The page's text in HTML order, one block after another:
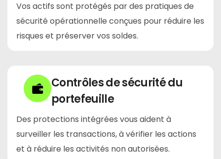
Vos actifs sont protégés par des pratiques de
sécurité opérationnelle conçues pour réduire les
risques et préserver vos soldes.
Contrôles de sécurité du
portefeuille
Des protections intégrées vous aident à
surveiller les transactions, à vérifier les actions
et à réduire les activités non autorisées.